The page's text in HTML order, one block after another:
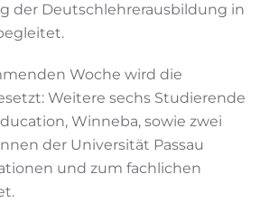
der Deutschlehrerausbildung in
Woche wird die
Weitere sechs Studierende
Winneba, sowie zwei
der Universität Passau
und zum fachlichen